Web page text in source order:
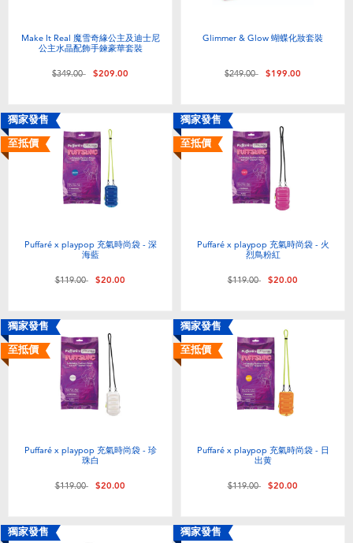
盲盒
生活精品
Make It Real 魔雪奇緣公主及迪士尼
公主水晶配飾手鍊豪華套裝
價格從
$349.00至$209.00
Glimmer & Glow 蝴蝶化妝套裝
價格從
$249.00至$199.00
獨家發售
至抵價
Puffaré x playpop 充氣時尚袋 - 深
海藍
價格從
$119.00至$20.00
獨家發售
至抵價
Puffaré x playpop 充氣時尚袋 - 火
烈鳥粉紅
價格從
$119.00至$20.00
獨家發售
至抵價
Puffaré x playpop 充氣時尚袋 - 珍
珠白
價格從
$119.00至$20.00
獨家發售
至抵價
Puffaré x playpop 充氣時尚袋 - 日
出黄
價格從
$119.00至$20.00
獨家發售 獨家發售